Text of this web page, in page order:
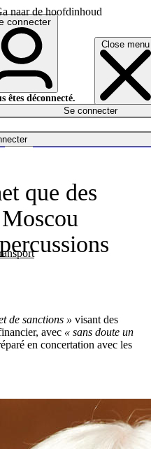
naar de hoofdinhoud
Close menu
connecter
êtes déconnecté.
Se connecter
que des
de sanctions » visant des
avec « sans doute un
en concertation avec les